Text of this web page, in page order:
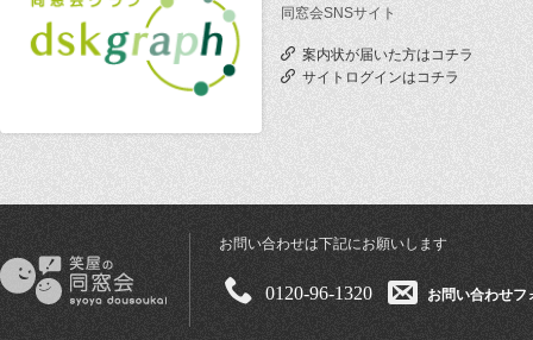
同窓会SNSサイト
案内状が届いた方はコチラ
サイトログインはコチラ
お問い合わせは下記にお願いします
0120-96-1320 お問い合わせフ